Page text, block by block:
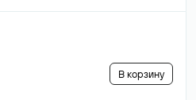
В корзину